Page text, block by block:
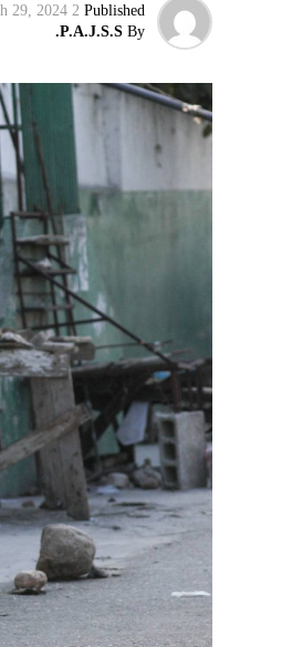
إقليميّاً، أعلن
بإعلان موسكو عن
مينسك ستشمل على
في السياق، أشار
إطار هذا الحدث،
«فور إنجاز عملية
غير الاستراتيجية».
وفي أوكرانيا،
يعدّون لاغتيال
الاستخبارات
ضابطَي أمن، مشيرةً
الأوكراني الذي
وذكرت الأجهزة أن
المسؤولَين «نقلا
جهاز أمن»
هذه الشبكة حصل
من جهة أخرى،
Published
2 years ago
29, 2024
By
P.A.J.S.S.